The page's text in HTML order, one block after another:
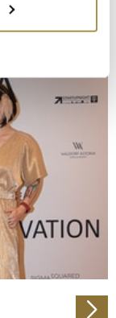
Lage
genau sein
identifizieren
Daten
im
zu
anbieten
zu
zu Ihrer
für
mit